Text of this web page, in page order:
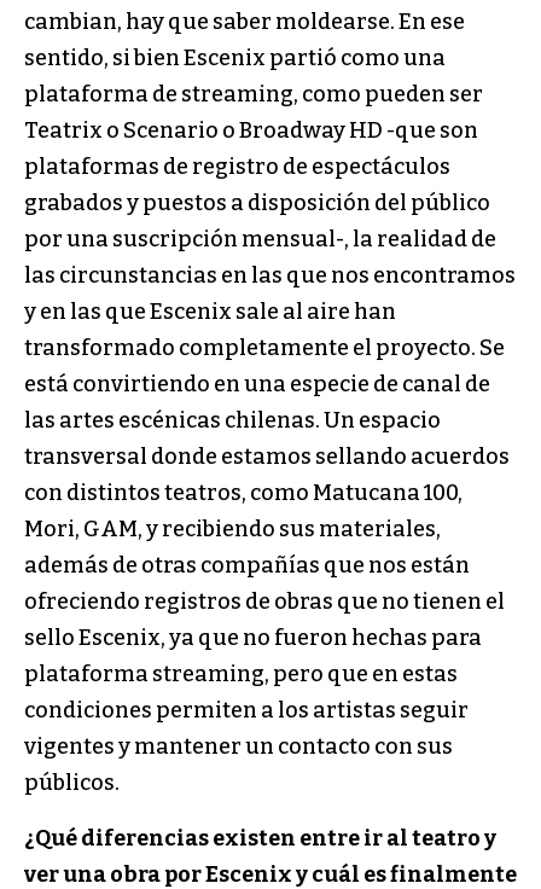
cambian, hay que saber moldearse. En ese
sentido, si bien Escenix partió como una
plataforma de streaming, como pueden ser
Teatrix o Scenario o Broadway HD -que son
plataformas de registro de espectáculos
grabados y puestos a disposición del público
por una suscripción mensual-, la realidad de
las circunstancias en las que nos encontramos
y en las que Escenix sale al aire han
transformado completamente el proyecto. Se
está convirtiendo en una especie de canal de
las artes escénicas chilenas. Un espacio
transversal donde estamos sellando acuerdos
con distintos teatros, como Matucana 100,
Mori, GAM, y recibiendo sus materiales,
además de otras compañías que nos están
ofreciendo registros de obras que no tienen el
sello Escenix, ya que no fueron hechas para
plataforma streaming, pero que en estas
condiciones permiten a los artistas seguir
vigentes y mantener un contacto con sus
públicos.
¿Qué diferencias existen entre ir al teatro y
ver una obra por Escenix y cuál es finalmente